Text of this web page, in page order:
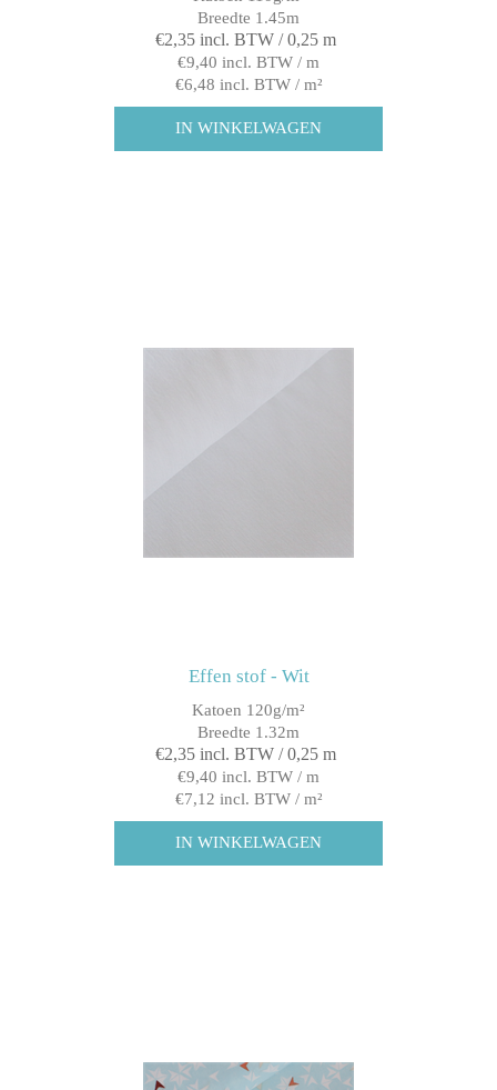
Breedte 1.45m
€2,35 incl. BTW / 0,25 m
€9,40 incl. BTW / m
€6,48 incl. BTW / m²
Effen stof - Wit
Katoen 120g/m²
Breedte 1.32m
€2,35 incl. BTW / 0,25 m
€9,40 incl. BTW / m
€7,12 incl. BTW / m²